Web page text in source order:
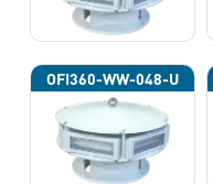
OFI360-WW-048-U